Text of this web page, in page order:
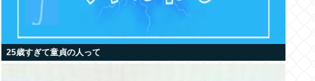
25歳すぎて童貞の人って